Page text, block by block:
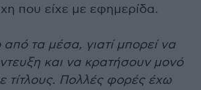
που είχε με εφημερίδα.
τα μέσα, γιατί μπορεί να
και να κρατήσουν μονό
τίτλους. Πολλές φορές έχω